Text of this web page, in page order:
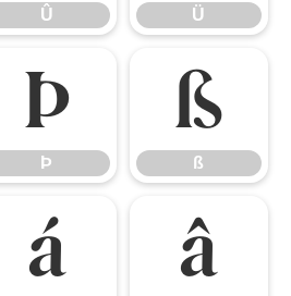
Û Ü
Þ
Þ
ß
ß
á â